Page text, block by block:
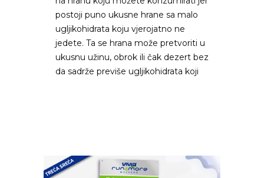
postoji puno ukusne hrane sa malo
ugljikohidrata koju vjerojatno ne
jedete. Ta se hrana može pretvoriti u
ukusnu užinu, obrok ili čak dezert bez
da sadrže previše ugljikohidrata koji